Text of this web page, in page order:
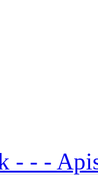
- - -